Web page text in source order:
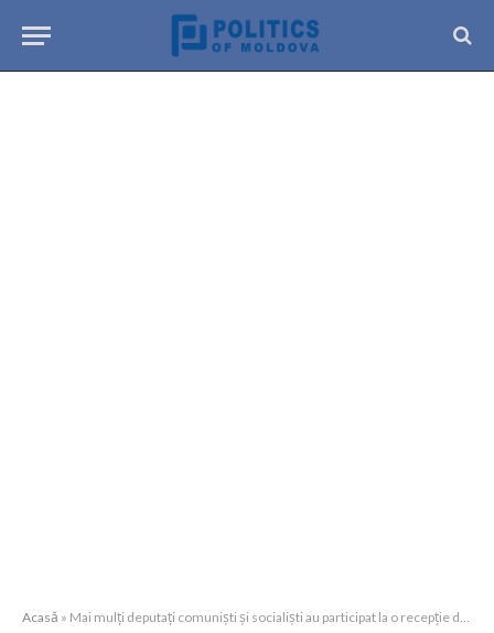
Acasă » Mai mulți deputați comuniști și socialiști au participat la o recepție dedicată Zilei Rusiei, la ambasada rusă de la Chișinău